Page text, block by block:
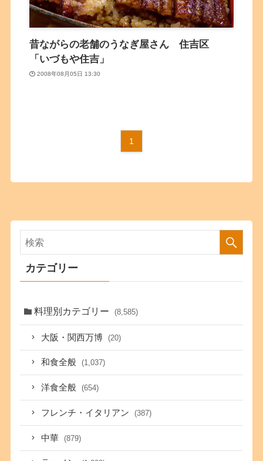
昔ながらの老舗のうなぎ屋さん 住吉区
「いづもや住吉」
2008年08月05日 13:30
1
カテゴリー
料理別カテゴリー (8,585)
大阪・関西万博 (20)
和食全般 (1,037)
洋食全般 (654)
フレンチ・イタリアン (387)
中華 (879)